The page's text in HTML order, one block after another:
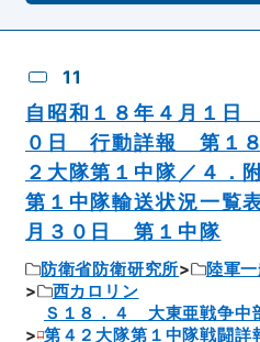
11
自昭和１８年４月１日
０日 行動詳報 第１
２大隊第１中隊／４．
第１中隊輸送状況一
月３０日 第１中隊
防衛省防衛研究所 陸軍
西カロリン
Ｓ１８．４ 大東亜戦争中
第４２大隊第１中隊戦闘